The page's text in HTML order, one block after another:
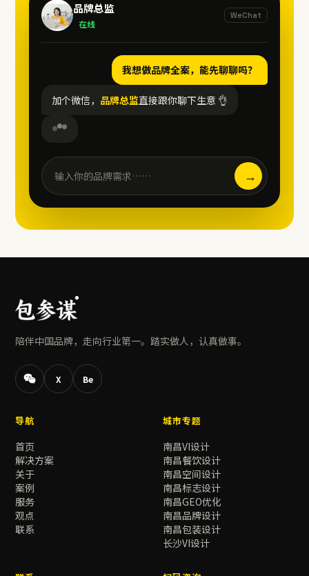
品牌总监
在线
WeChat
我想做品牌全案，能先聊聊吗？
加个微信， 品牌总监直接跟你聊下生意 👌
输入你的品牌需求…… →
陪伴中国品牌，走向行业第一。踏实做人，认真做事。
X Be
导航
首页
解决方案
关于
案例
服务
观点
联系
城市专题
南昌VI设计
南昌餐饮设计
南昌空间设计
南昌标志设计
南昌GEO优化
南昌品牌设计
南昌包装设计
长沙VI设计